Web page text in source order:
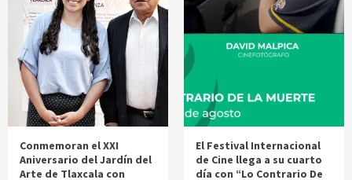
Conmemoran el XXI
Aniversario del Jardín del
Arte de Tlaxcala con
El Festival Internacional
de Cine llega a su cuarto
día con “Lo Contrario De